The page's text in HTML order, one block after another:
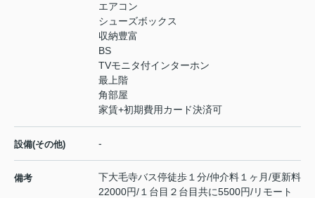
エアコン
シューズボックス
収納豊富
BS
TVモニタ付インターホン
最上階
角部屋
家賃+初期費用カード決済可
設備(その他) -
備考
下大毛寺バス停徒歩１分/仲介料１ヶ月/更新料
22000円/１台目２台目共に5500円/リモート